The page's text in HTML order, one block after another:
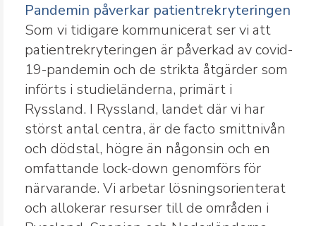
Pandemin påverkar patientrekryteringen
Som vi tidigare kommunicerat ser vi att
patientrekryteringen är påverkad av covid-
19-pandemin och de strikta åtgärder som
införts i studieländerna, primärt i
Ryssland. I Ryssland, landet där vi har
störst antal centra, är de facto smittnivån
och dödstal, högre än någonsin och en
omfattande lock-down genomförs för
närvarande. Vi arbetar lösningsorienterat
och allokerar resurser till de områden i